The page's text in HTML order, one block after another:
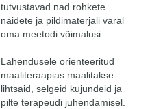
tutvustavad nad rohkete
näidete ja pildimaterjali varal
oma meetodi võimalusi.
Lahendusele orienteeritud
maaliteraapias maalitakse
lihtsaid, selgeid kujundeid ja
pilte terapeudi juhendamisel.